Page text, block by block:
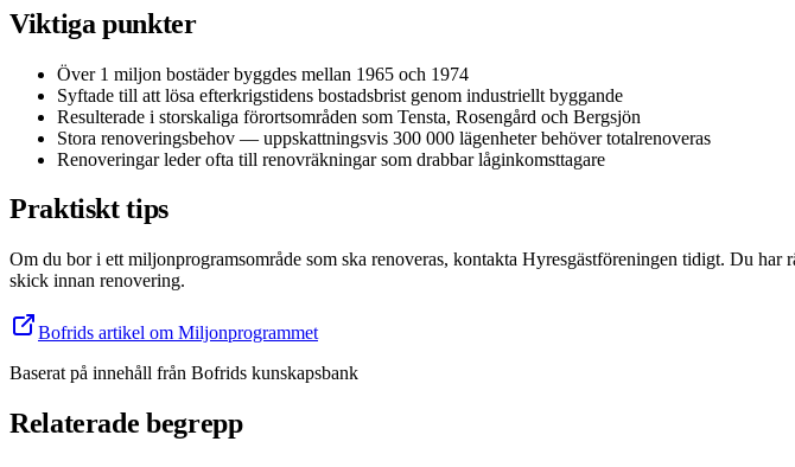
Viktiga punkter
Över 1 miljon bostäder byggdes mellan 1965 och 1974
Syftade till att lösa efterkrigstidens bostadsbrist genom industriellt byggande
Resulterade i storskaliga förortsområden som Tensta, Rosengård och Bergsjön
Stora renoveringsbehov — uppskattningsvis 300 000 lägenheter behöver totalrenoveras
Renoveringar leder ofta till renovräkningar som drabbar låginkomsttagare
Praktiskt tips
Om du bor i ett miljonprogramsområde som ska renoveras, kontakta Hyresgästföreningen tidigt. Du
skick innan renovering.
Bofrids artikel om Miljonprogrammet
Baserat på innehåll från Bofrids kunskapsbank
Relaterade begrepp